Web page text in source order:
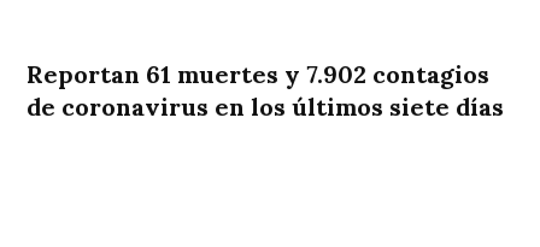
Reportan 61 muertes y 7.902 contagios
de coronavirus en los últimos siete días